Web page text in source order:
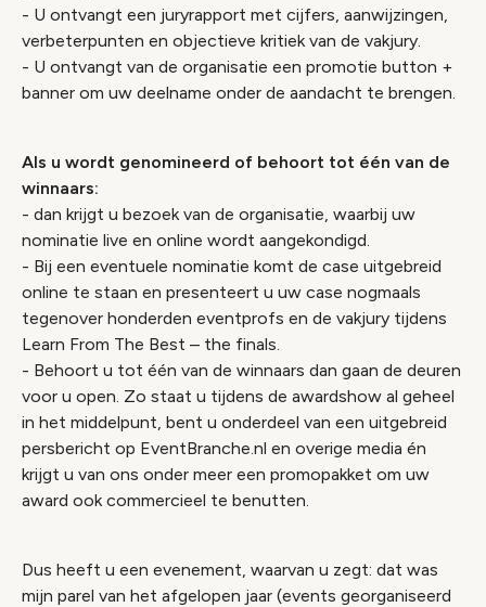
- U ontvangt een juryrapport met cijfers, aanwijzingen,
verbeterpunten en objectieve kritiek van de vakjury.
- U ontvangt van de organisatie een promotie button +
banner om uw deelname onder de aandacht te brengen.
Als u wordt genomineerd of behoort tot één van de
winnaars:
- dan krijgt u bezoek van de organisatie, waarbij uw
nominatie live en online wordt aangekondigd.
- Bij een eventuele nominatie komt de case uitgebreid
online te staan en presenteert u uw case nogmaals
tegenover honderden eventprofs en de vakjury tijdens
Learn From The Best – the finals.
- Behoort u tot één van de winnaars dan gaan de deuren
voor u open. Zo staat u tijdens de awardshow al geheel
in het middelpunt, bent u onderdeel van een uitgebreid
persbericht op EventBranche.nl en overige media én
krijgt u van ons onder meer een promopakket om uw
award ook commercieel te benutten.
Dus heeft u een evenement, waarvan u zegt: dat was
mijn parel van het afgelopen jaar (events georganiseerd